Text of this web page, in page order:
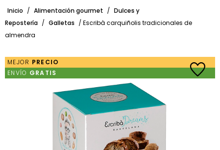
Inicio / Alimentación gourmet / Dulces y
Repostería / Galletas / Escribà carquiñolis tradicionales de
almendra
MEJOR PRECIO
ENVÍO GRATIS